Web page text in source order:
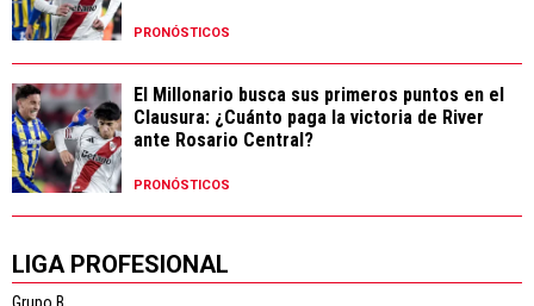
PRONÓSTICOS
El Millonario busca sus primeros puntos en el
Clausura: ¿Cuánto paga la victoria de River
ante Rosario Central?
PRONÓSTICOS
LIGA PROFESIONAL